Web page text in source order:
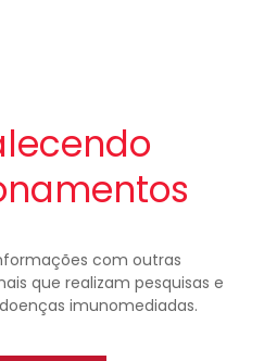
com outras
que realizam pesquisas e
imunomediadas.